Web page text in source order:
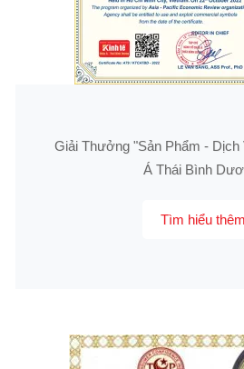
Giải Thưởng "Sản Phẩm - Dịch
Á Thái Bình
Tìm hiểu thêm